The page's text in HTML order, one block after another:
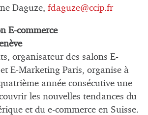
Daguze, fdaguze@ccip.fr
E-commerce
organisateur des salons E-
E-Marketing Paris, organise à
année consécutive une
les nouvelles tendances du
et du e-commerce en Suisse.